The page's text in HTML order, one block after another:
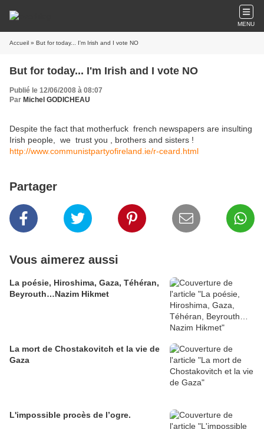
MENU
Accueil » But for today... I'm Irish and I vote NO
But for today... I'm Irish and I vote NO
Publié le 12/06/2008 à 08:07
Par Michel GODICHEAU
Despite the fact that motherfuck french newspapers are insulting
Irish people, we trust you , brothers and sisters !
http://www.communistpartyofireland.ie/r-ceard.html
Partager
Vous aimerez aussi
La poésie, Hiroshima, Gaza, Téhéran,
Beyrouth…Nazim Hikmet
La mort de Chostakovitch et la vie de
Gaza
L'impossible procès de l’ogre.